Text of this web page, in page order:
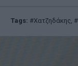
Tags: Χατζηδάκης,